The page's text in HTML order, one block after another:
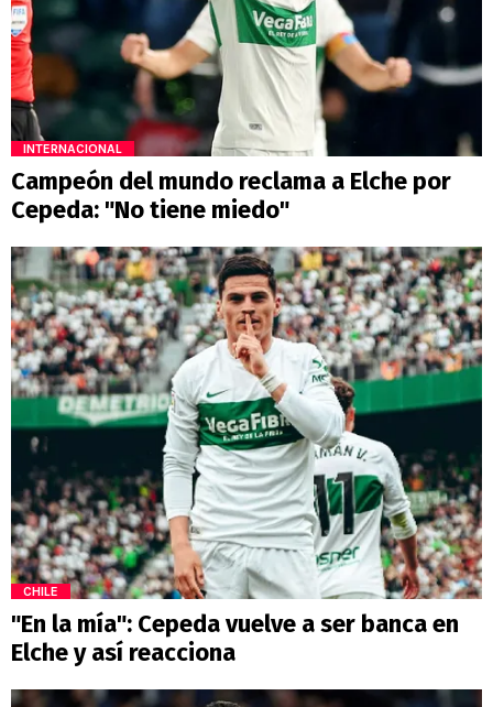
INTERNACIONAL
Campeón del mundo reclama a Elche por
Cepeda: "No tiene miedo"
CHILE
"En la mía": Cepeda vuelve a ser banca en
Elche y así reacciona